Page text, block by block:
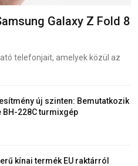
Galaxy Z Fold 8
telefonjait, amelyek közül az
új szinten: Bemutatkozik
BH-228C turmixgép
kínai termék EU raktárról